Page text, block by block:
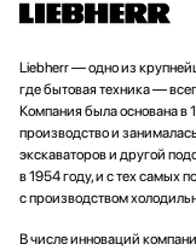
Liebherr — одно из
где бытовая техника —
Компания была основана в
производство и
экскаваторов и другой
в 1954 году, и с тех самых
с производством
В числе инноваций